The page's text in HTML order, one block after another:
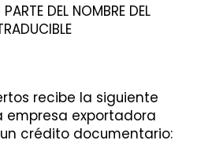
DEL NOMBRE DEL
recibe la siguiente
empresa exportadora
crédito documentario: